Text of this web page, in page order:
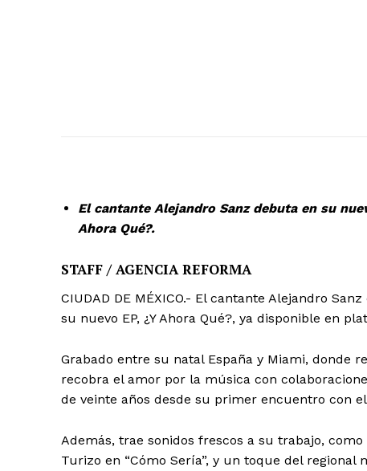
El cantante Alejandro Sanz debuta en su
Ahora Qué?.
STAFF / AGENCIA REFORMA
CIUDAD DE MÉXICO.- El cantante Alejandro
su nuevo EP, ¿Y Ahora Qué?, ya disponible en
Grabado entre su natal España y Miami, donde
recobra el amor por la música con
de veinte años desde su primer encuentro con
Además, trae sonidos frescos a su trabajo,
Turizo en “Cómo Sería”, y un toque del